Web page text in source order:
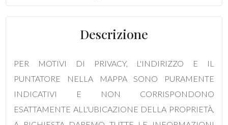
Descrizione
PER MOTIVI DI PRIVACY, L'INDIRIZZO E IL
PUNTATORE NELLA MAPPA SONO PURAMENTE
INDICATIVI E NON CORRISPONDONO
ESATTAMENTE ALL'UBICAZIONE DELLA PROPRIETÀ,
Totale
mq